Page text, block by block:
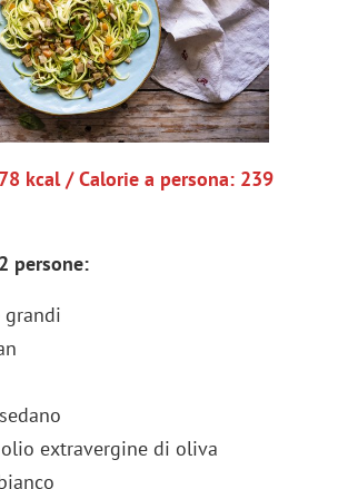
kcal / Calorie a persona: 239
persone:
grandi
extravergine di oliva